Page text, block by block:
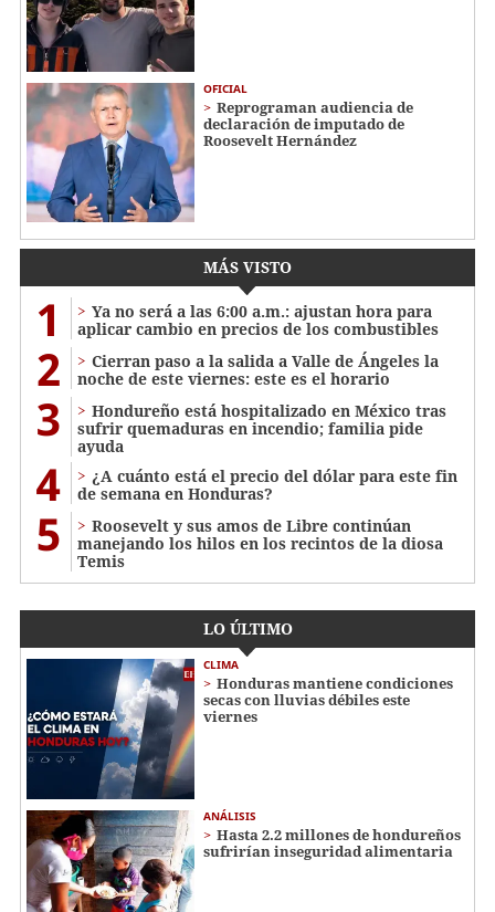
OFICIAL
Reprograman audiencia de
declaración de imputado de
Roosevelt Hernández
MÁS VISTO
1
Ya no será a las 6:00 a.m.: ajustan hora para
aplicar cambio en precios de los combustibles
2
Cierran paso a la salida a Valle de Ángeles la
noche de este viernes: este es el horario
3
Hondureño está hospitalizado en México tras
sufrir quemaduras en incendio; familia pide
ayuda
4
¿A cuánto está el precio del dólar para este fin
de semana en Honduras?
5
Roosevelt y sus amos de Libre continúan
manejando los hilos en los recintos de la diosa
Temis
LO ÚLTIMO
CLIMA
Honduras mantiene condiciones
secas con lluvias débiles este
viernes
ANÁLISIS
Hasta 2.2 millones de hondureños
sufrirían inseguridad alimentaria